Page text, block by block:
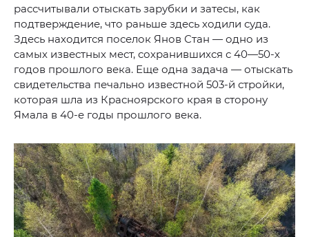
рассчитывали отыскать зарубки и затесы, как
подтверждение, что раньше здесь ходили суда.
Здесь находится поселок Янов Стан — одно из
самых известных мест, сохранившихся с 40—50-х
годов прошлого века. Еще одна задача — отыскать
свидетельства печально известной 503-й стройки,
которая шла из Красноярского края в сторону
Ямала в 40-е годы прошлого века.